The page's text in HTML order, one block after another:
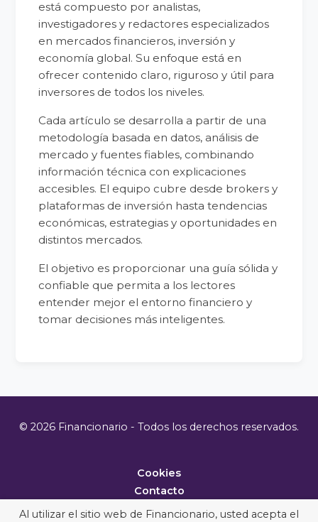
está compuesto por analistas,
investigadores y redactores especializados
en mercados financieros, inversión y
economía global. Su enfoque está en
ofrecer contenido claro, riguroso y útil para
inversores de todos los niveles.
Cada artículo se desarrolla a partir de una
metodología basada en datos, análisis de
mercado y fuentes fiables, combinando
información técnica con explicaciones
accesibles. El equipo cubre desde brokers y
plataformas de inversión hasta tendencias
económicas, estrategias y oportunidades en
distintos mercados.
El objetivo es proporcionar una guía sólida y
confiable que permita a los lectores
entender mejor el entorno financiero y
tomar decisiones más inteligentes.
© 2026 Financionario - Todos los derechos reservados.
Cookies
Contacto
Metodología
Al utilizar el sitio web de Financionario, usted acepta el